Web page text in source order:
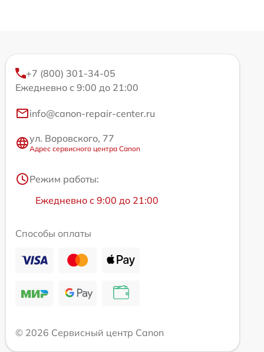
+7 (800) 301-34-05
Ежедневно с 9:00 до 21:00
info@canon-repair-center.ru
ул. Воровского, 77
Адрес сервисного центра Canon
Режим работы:
Ежедневно с 9:00 до 21:00
Способы оплаты
© 2026 Сервисный центр Canon